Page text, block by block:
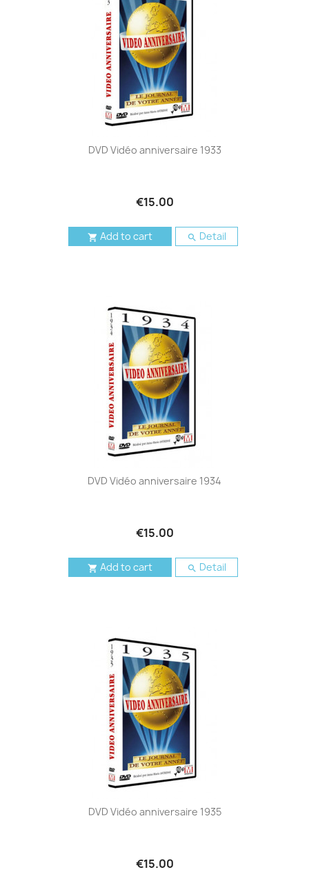
DVD Vidéo anniversaire 1933
€15.00
 Add to cart  Detail
DVD Vidéo anniversaire 1934
€15.00
 Add to cart  Detail
DVD Vidéo anniversaire 1935
€15.00